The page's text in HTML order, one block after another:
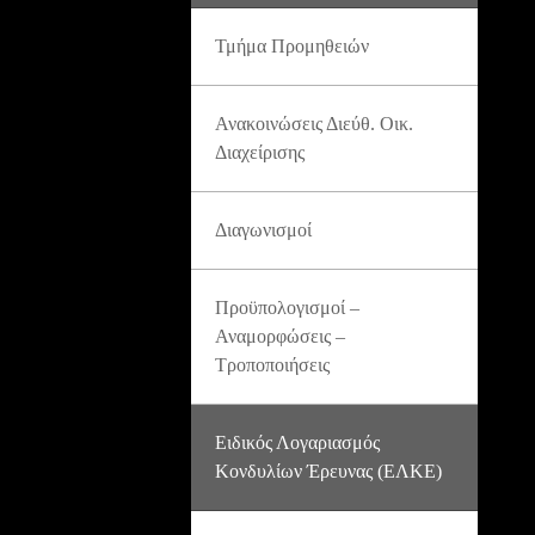
Τμήμα Προμηθειών
Ανακοινώσεις Διεύθ. Οικ.
Διαχείρισης
Διαγωνισμοί
Προϋπολογισμοί –
Αναμορφώσεις –
Τροποποιήσεις
Ειδικός Λογαριασμός
Κονδυλίων Έρευνας (ΕΛΚΕ)